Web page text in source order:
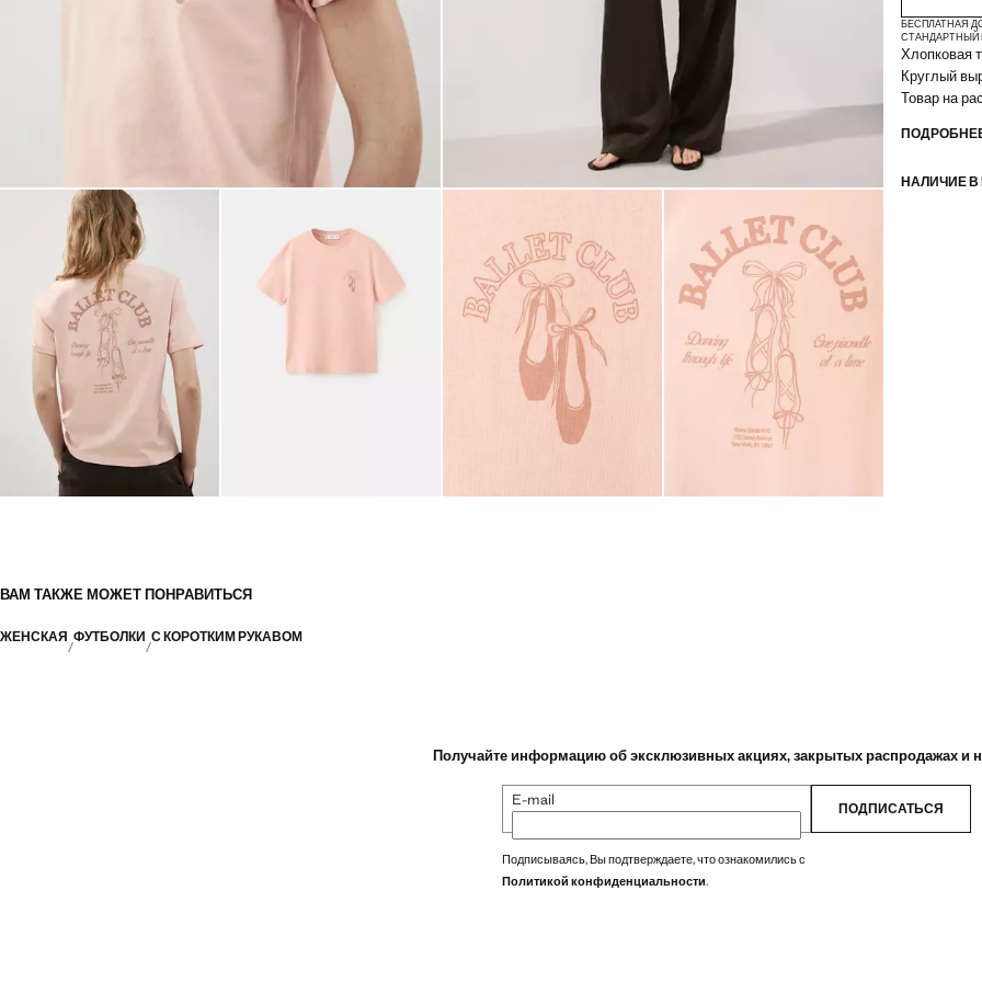
БЕСПЛАТНАЯ
СТАНДАРТНЫЙ
Хлопковая
Круглый
Товар на
НАЛИЧИЕ
ВАМ ТАКЖЕ МОЖЕТ ПОНРАВИТЬСЯ
ЖЕНСКАЯ ФУТБОЛКИ С КОРОТКИМ РУКАВОМ
Получайте информацию об эксклюзивных акциях, закрытых распродажах и
E-mail ПОДПИСАТЬСЯ
Подписываясь, Вы подтверждаете, что ознакомились с
Политикой конфиденциальности.